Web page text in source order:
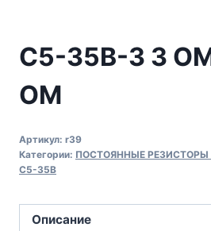
С5-35В-3 3
ОМ
Артикул: r39
Категории: ПОСТОЯННЫЕ
С5-35В
Описание